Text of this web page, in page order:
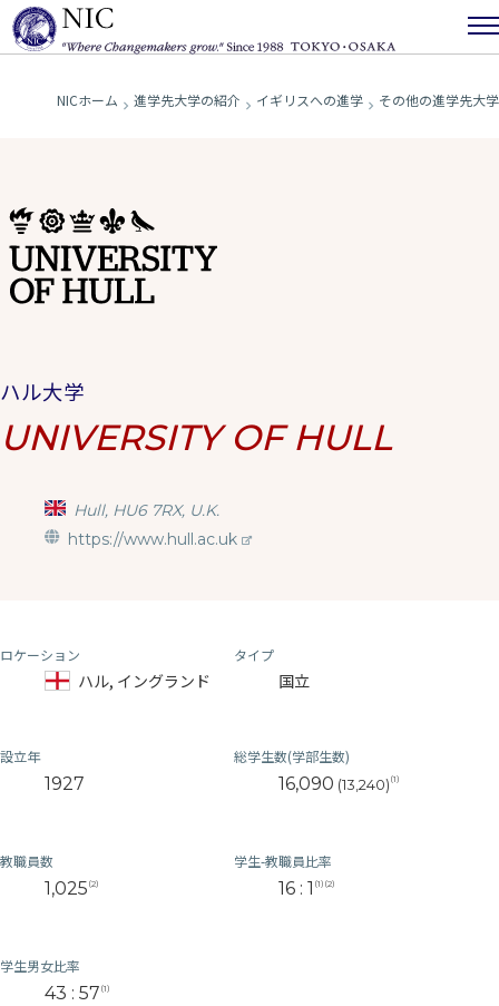
NICホーム 進学先大学の紹介 イギリスへの進学 その他の進学先大学
ハル大学
UNIVERSITY OF HULL
Hull, HU6 7RX, U.K.
https://www.hull.ac.uk
ロケーション
ハル, イングランド
タイプ
国立
設立年
1927
総学生数(学部生数)
16,090 (13,240) (1)
教職員数
1,025 (2)
学生-教職員比率
16 : 1 (1)(2)
学生男女比率
43 : 57 (1)